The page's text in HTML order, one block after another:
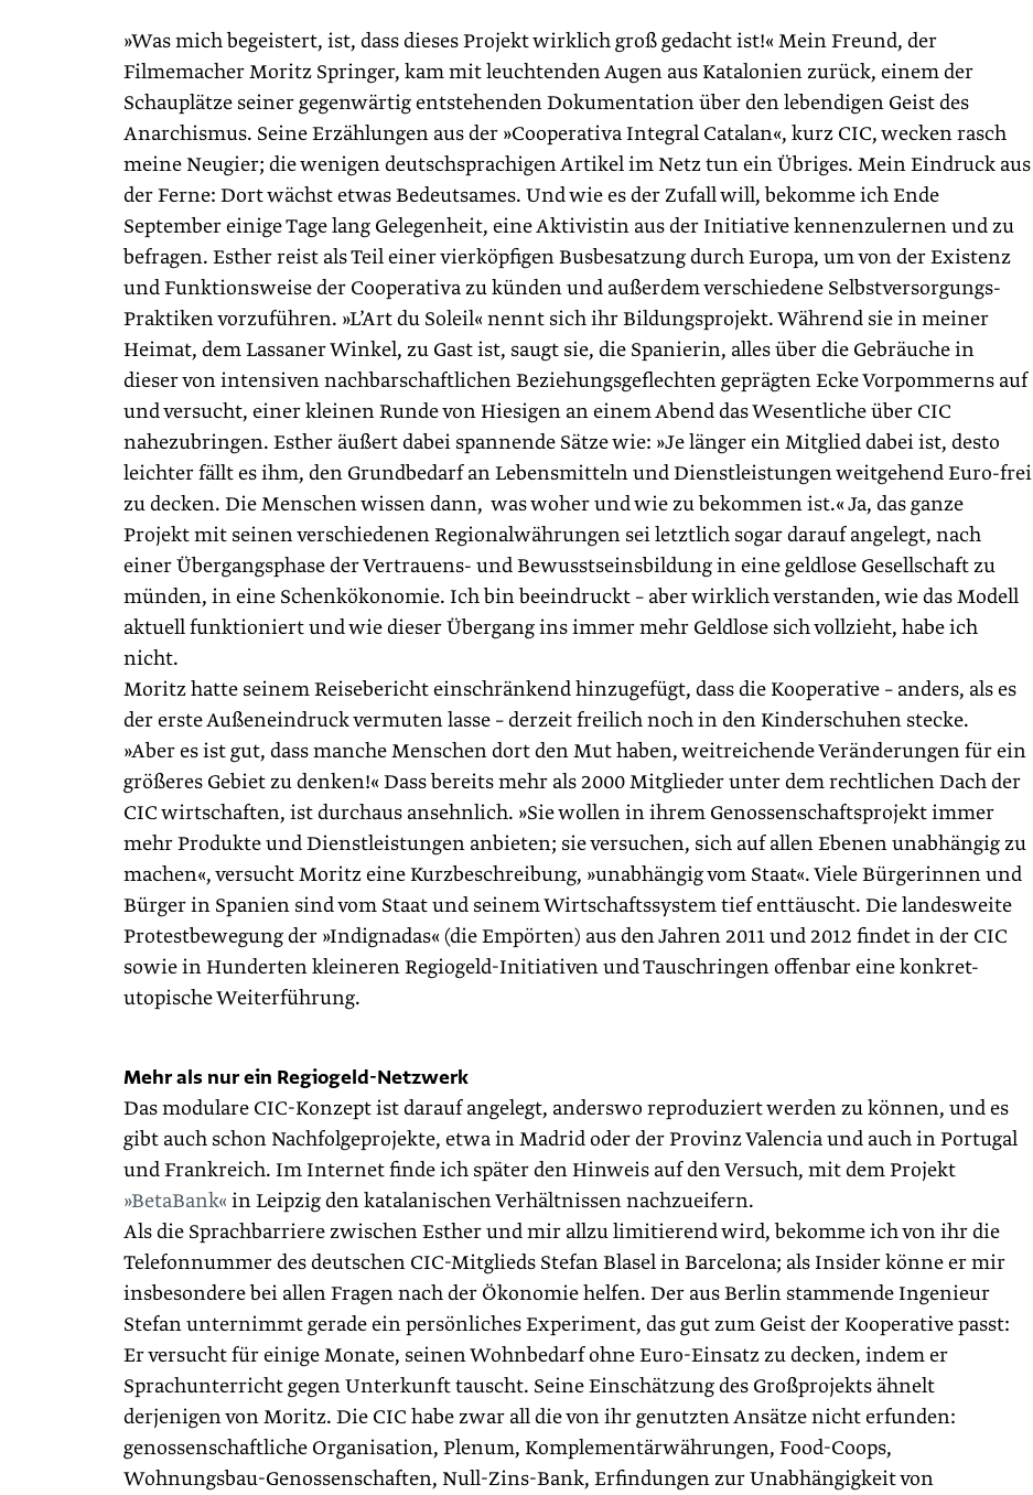
»Was mich begeistert, ist, dass dieses Projekt wirklich groß gedacht ist!« Mein Freund, der
Filmemacher Moritz Springer, kam mit leuchtenden Augen aus Katalonien zurück, einem der
Schauplätze seiner gegenwärtig entstehenden Dokumentation über den lebendigen Geist des
Anarchismus. Seine Erzählungen aus der »Cooperativa Integral Catalan«, kurz CIC, wecken rasch
meine Neugier; die wenigen deutschsprachigen Artikel im Netz tun ein Übriges. Mein Eindruck aus
der Ferne: Dort wächst etwas Bedeutsames. Und wie es der Zufall will, bekomme ich Ende
September einige Tage lang Gelegenheit, eine Aktivistin aus der Initiative kennenzulernen und zu
befragen. Esther reist als Teil einer vierköpfigen Busbesatzung durch Europa, um von der Existenz
und Funktionsweise der Cooperativa zu künden und außerdem verschiedene Selbstversorgungs-
Praktiken vorzuführen. »L’Art du Soleil« nennt sich ihr Bildungsprojekt. Während sie in meiner
Heimat, dem Lassaner Winkel, zu Gast ist, saugt sie, die Spanierin, alles über die Gebräuche in
dieser von intensiven nachbarschaftlichen Beziehungsgeflechten geprägten Ecke Vorpommerns auf
und versucht, einer kleinen Runde von Hiesigen an einem Abend das Wesentliche über CIC
nahezubringen. Esther äußert dabei spannende Sätze wie: »Je länger ein Mitglied dabei ist, desto
leichter fällt es ihm, den Grundbedarf an Lebensmitteln und Dienstleistungen weitgehend Euro-frei
zu decken. Die Menschen wissen dann, was woher und wie zu bekommen ist.« Ja, das ganze
Projekt mit seinen verschiedenen Regionalwährungen sei letztlich sogar darauf angelegt, nach
einer Übergangsphase der Vertrauens- und Bewusstseinsbildung in eine geldlose Gesellschaft zu
münden, in eine Schenkökonomie. Ich bin beeindruckt – aber wirklich verstanden, wie das Modell
aktuell funktioniert und wie dieser Übergang ins immer mehr Geldlose sich vollzieht, habe ich
nicht.
Moritz hatte seinem Reisebericht einschränkend hinzugefügt, dass die Kooperative – anders, als es
der erste Außeneindruck vermuten lasse – derzeit freilich noch in den Kinderschuhen stecke.
»Aber es ist gut, dass manche Menschen dort den Mut haben, weitreichende Veränderungen für ein
größeres Gebiet zu denken!« Dass bereits mehr als 2000 Mitglieder unter dem rechtlichen Dach der
CIC wirtschaften, ist durchaus ansehnlich. »Sie wollen in ihrem Genossenschaftsprojekt immer
mehr Produkte und Dienstleistungen anbieten; sie versuchen, sich auf allen Ebenen unabhängig zu
machen«, versucht Moritz eine Kurzbeschreibung, »unabhängig vom Staat«. Viele Bürgerinnen und
Bürger in Spanien sind vom Staat und seinem Wirtschaftssystem tief enttäuscht. Die landesweite
Protest­bewegung der »Indignadas« (die Empörten) aus den Jahren 2011 und 2012 findet in der CIC
sowie in Hunderten kleineren Regiogeld-Initiativen und Tauschringen offenbar eine konkret-
utopische ­Weiterführung.
Mehr als nur ein Regiogeld-Netzwerk
Das modulare CIC-Konzept ist darauf angelegt, anderswo reproduziert werden zu können, und es
gibt auch schon Nachfolgeprojekte, etwa in Madrid oder der Provinz Valencia und auch in Portugal
und Frankreich. Im Internet finde ich später den Hinweis auf den Versuch, mit dem Projekt
»BetaBank« in Leipzig den katalanischen Verhältnissen nachzueifern.
Als die Sprachbarriere zwischen Esther und mir allzu limitierend wird, bekomme ich von ihr die
Telefonnummer des deutschen CIC-Mitglieds Stefan Blasel in Barcelona; als Insider könne er mir
insbesondere bei allen Fragen nach der Ökonomie helfen. Der aus Berlin stammende Ingenieur
Stefan unternimmt gerade ein persönliches Experiment, das gut zum Geist der Kooperative passt:
Er versucht für einige Monate, seinen Wohnbedarf ohne Euro-Einsatz zu decken, indem er
Sprachunterricht gegen Unterkunft tauscht. Seine Einschätzung des Großprojekts ähnelt
derjenigen von Moritz. Die CIC habe zwar all die von ihr genutzten Ansätze nicht erfunden:
genossenschaftliche Organisation, Plenum, Komplementärwährungen, Food-Coops,
Wohnungsbau-Genossenschaften, Null-Zins-Bank, Erfindungen zur Unabhängigkeit von